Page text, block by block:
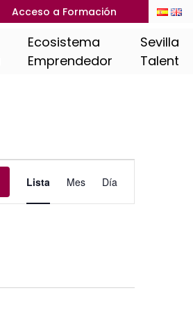
Acceso a Formación
Ecosistema
Emprendedor
Sevilla
Talent
Navegación
Lista Mes Día